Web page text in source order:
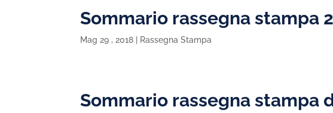
Sommario rassegna stampa
Mag 29 , 2018 Rassegna Stampa
Sommario rassegna stampa